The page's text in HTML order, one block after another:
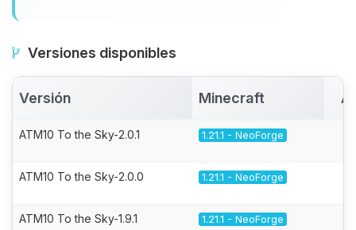
Versiones disponibles
Versión Minecraft
ATM10 To the Sky-2.0.1 1.21.1 - NeoForge
ATM10 To the Sky-2.0.0 1.21.1 - NeoForge
ATM10 To the Sky-1.9.1 1.21.1 - NeoForge